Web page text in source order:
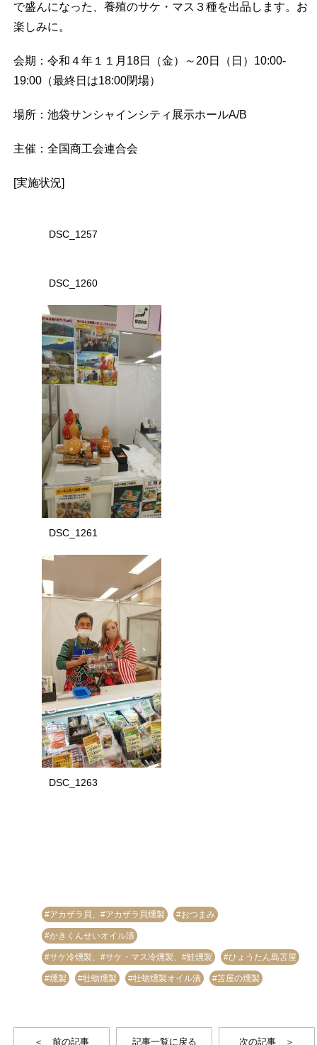
で盛んになった、養殖のサケ・マス３種を出品します。お
楽しみに。
会期：令和４年１１月18日（金）～20日（日）10:00-
19:00（最終日は18:00閉場）
場所：池袋サンシャインシティ展示ホールA/B
主催：全国商工会連合会
[実施状況]
DSC_1257
DSC_1260
DSC_1261
DSC_1263
#アカザラ貝、#アカザラ貝燻製 #おつまみ
#かきくんせいオイル漬
#サケ冷燻製、#サケ・マス冷燻製、#鮭燻製 #ひょうたん島苫屋
#燻製 #牡蛎燻製 #牡蛎燻製オイル漬 #苫屋の燻製
＜ 前の記事 記事一覧に戻る 次の記事 ＞